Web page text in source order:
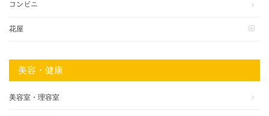
コンビニ
花屋
美容・健康
美容室・理容室